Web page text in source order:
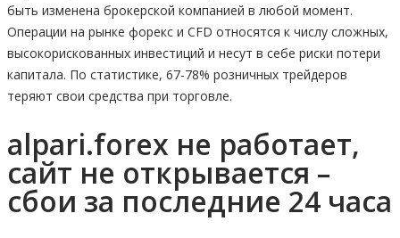
быть изменена брокерской компанией в любой момент.
Операции на рынке форекс и CFD относятся к числу сложных,
высокорискованных инвестиций и несут в себе риски потери
капитала. По статистике, 67-78% розничных трейдеров
теряют свои средства при торговле.
alpari.forex не работает,
сайт не открывается –
сбои за последние 24 часа